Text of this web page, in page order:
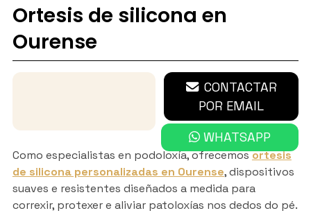
Ortesis de silicona en
Ourense
670 632 781
CONTACTAR
POR EMAIL
WHATSAPP
Como especialistas en podoloxía, ofrecemosortesis
de silicona personalizadas en Ourense, dispositivos
suaves e resistentes diseñados a medida para
correxir, protexer e aliviar patoloxías nos dedos do pé.